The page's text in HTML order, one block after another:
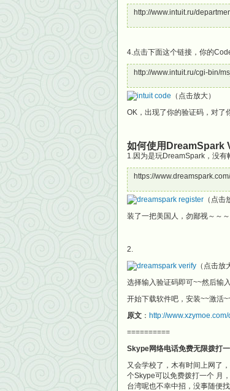
http://www.intuit.ru/
4.点击下面这个链接，你的
http://www.intuit.ru/cgi-bin/
（点击放大）
OK，出现了你的验证码，对了
如何使用DreamSpark
1.因为是玩DreamSpark，没有
https://
（点击
装了一把美国人，勿鄙视～～
2.
（点击放
选择输入验证码即可~~然后输
开始下载软件吧，安装~~激活
原文 ： http://
==========
Skype网络电话免费无限拨打一
又会学校了，木有时间上网了
个Skype可以免费拨打一个 月
台湾呢也不幸中招，没事随便